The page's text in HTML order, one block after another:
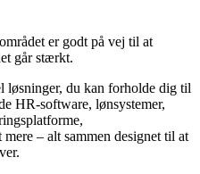
er godt på vej til at
går stærkt.
løsninger, du kan forholde dig til
HR-software, lønsystemer,
– alt sammen designet til at